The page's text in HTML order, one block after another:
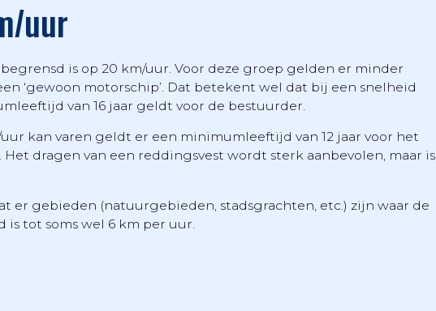
uur
is op 20 km/uur. Voor deze groep gelden er minder
‘gewoon motorschip’. Dat betekent wel dat bij een snelheid
van 16 jaar geldt voor de bestuurder.
kan varen geldt er een minimumleeftijd van 12 jaar voor het
dragen van een reddingsvest wordt sterk aanbevolen, maar is
er gebieden (natuurgebieden, stadsgrachten, etc.) zijn waar de
tot soms wel 6 km per uur.